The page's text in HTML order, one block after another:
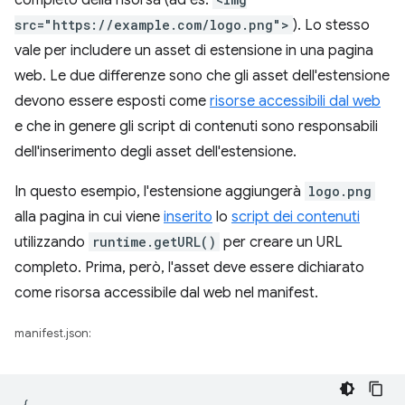
src="https://example.com/logo.png"> ). Lo stesso
vale per includere un asset di estensione in una pagina
web. Le due differenze sono che gli asset dell'estensione
devono essere esposti come risorse accessibili dal web
e che in genere gli script di contenuti sono responsabili
dell'inserimento degli asset dell'estensione.
In questo esempio, l'estensione aggiungerà logo.png
alla pagina in cui viene inserito lo script dei contenuti
utilizzando runtime.getURL() per creare un URL
completo. Prima, però, l'asset deve essere dichiarato
come risorsa accessibile dal web nel manifest.
manifest.json: